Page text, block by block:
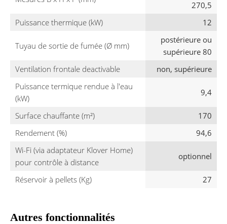
270,5
Puissance thermique (kW)
12
Tuyau de sortie de fumée (Ø mm)
postérieure ou
supérieure 80
Ventilation frontale deactivable
non, supérieure
Puissance termique rendue à l'eau
(kW)
9,4
Surface chauffante (m²)
170
Rendement (%)
94,6
Wi-Fi (via adaptateur Klover Home)
pour contrôle à distance
optionnel
Réservoir à pellets (Kg) 27
Autres fonctionnalités